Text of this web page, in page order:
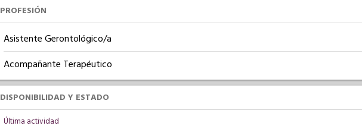
PROFESIÓN
Asistente Gerontológico/a
Acompañante Terapéutico
DISPONIBILIDAD Y ESTADO
Última actividad